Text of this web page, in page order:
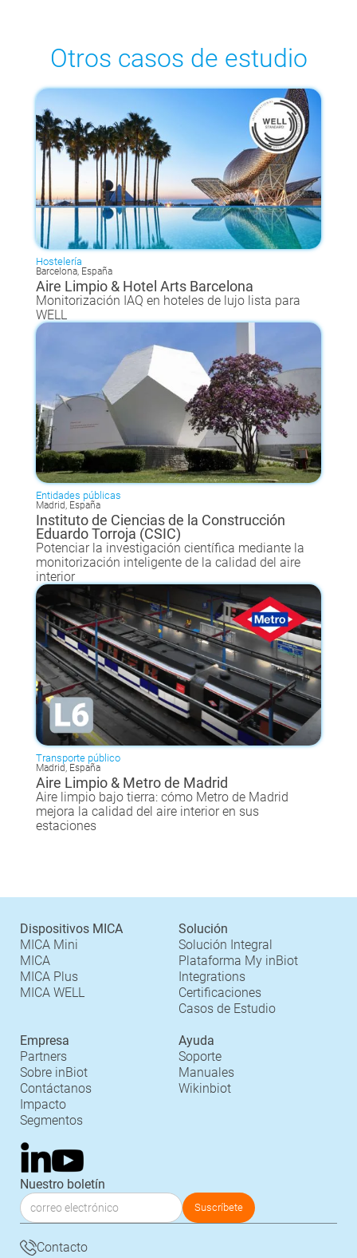
Otros casos de estudio
Hostelería
Barcelona, España
Aire Limpio & Hotel Arts Barcelona
Monitorización IAQ en hoteles de lujo lista para
WELL
Entidades públicas
Madrid, España
Instituto de Ciencias de la Construcción
Eduardo Torroja (CSIC)
Potenciar la investigación científica mediante la
monitorización inteligente de la calidad del aire
interior
Transporte público
Madrid, España
Aire Limpio & Metro de Madrid
Aire limpio bajo tierra: cómo Metro de Madrid
mejora la calidad del aire interior en sus
estaciones
Dispositivos MICA
MICA Mini
MICA
MICA Plus
MICA WELL
Solución
Solución Integral
Plataforma My inBiot
Integrations
Certificaciones
Casos de Estudio
Empresa
Partners
Sobre inBiot
Contáctanos
Impacto
Segmentos
Ayuda
Soporte
Manuales
Wikinbiot
Nuestro boletín
Contacto